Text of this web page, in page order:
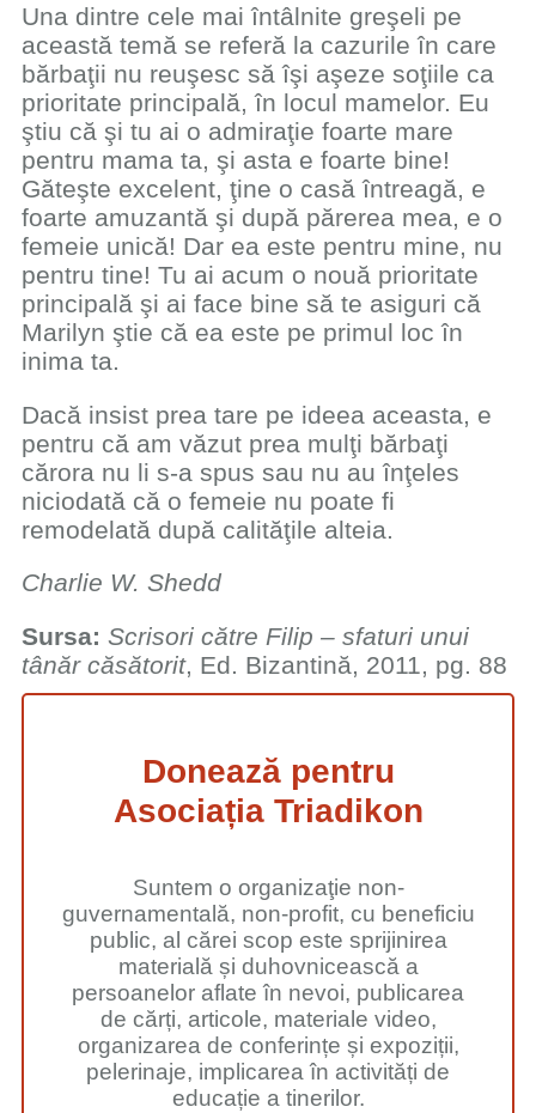
Una dintre cele mai întâlnite greşeli pe
această temă se referă la cazurile în care
bărbaţii nu reuşesc să îşi aşeze soţiile ca
prioritate principală, în locul mamelor. Eu
ştiu că şi tu ai o admiraţie foarte mare
pentru mama ta, şi asta e foarte bine!
Găteşte excelent, ţine o casă întreagă, e
foarte amuzantă şi după părerea mea, e o
femeie unică! Dar ea este pentru mine, nu
pentru tine! Tu ai acum o nouă prioritate
principală şi ai face bine să te asiguri că
Marilyn ştie că ea este pe primul loc în
inima ta.
Dacă insist prea tare pe ideea aceasta, e
pentru că am văzut prea mulţi bărbaţi
cărora nu li s-a spus sau nu au înţeles
niciodată că o femeie nu poate fi
remodelată după calităţile alteia.
Charlie W. Shedd
Sursa: Scrisori către Filip – sfaturi unui
tânăr căsătorit, Ed. Bizantină, 2011, pg. 88
Donează pentru
Asociația Triadikon
Suntem o organizaţie non-
guvernamentală, non-profit, cu beneficiu
public, al cărei scop este sprijinirea
materială și duhovnicească a
persoanelor aflate în nevoi, publicarea
de cărți, articole, materiale video,
organizarea de conferințe și expoziții,
pelerinaje, implicarea în activități de
educație a tinerilor.